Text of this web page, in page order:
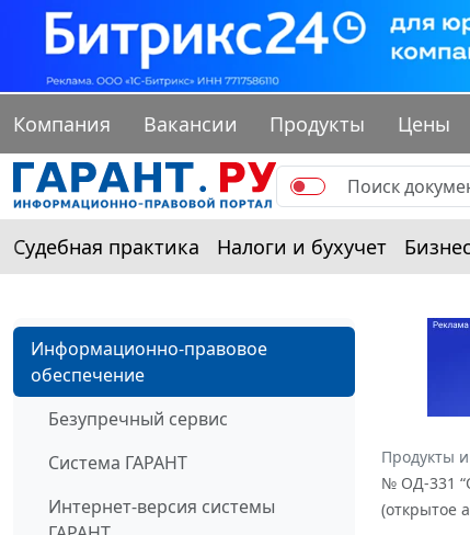
Компания Вакансии Продукты Цены
Судебная практика Налоги и бухучет Бизнес
Информационно-правовое
обеспечение
Безупречный сервис
Система ГАРАНТ
Интернет-версия системы
Продукты и
№ ОД-331
(открытое